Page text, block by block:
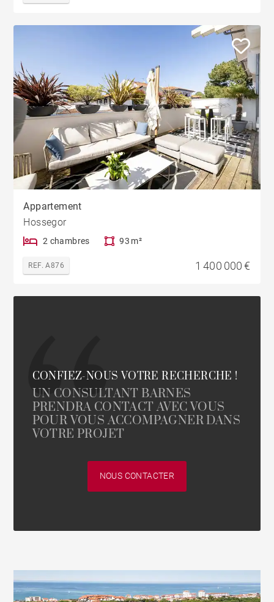
Appartement
Hossegor
2 chambres 93 m²
REF. A876 1 400 000 €
CONFIEZ-NOUS VOTRE RECHERCHE !
UN CONSULTANT BARNES
PRENDRA CONTACT AVEC VOUS
POUR VOUS ACCOMPAGNER DANS
VOTRE PROJET
NOUS CONTACTER